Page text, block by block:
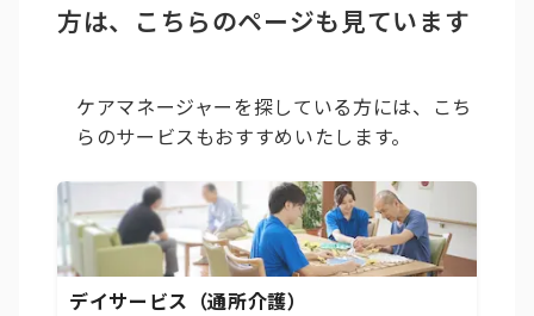
方は、こちらのページも見ています
ケアマネージャーを探している方には、こち
らのサービスもおすすめいたします。
デイサービス（通所介護）